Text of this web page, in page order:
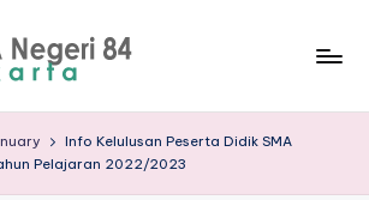
Info Kelulusan Peserta Didik SMA
Pelajaran 2022/2023